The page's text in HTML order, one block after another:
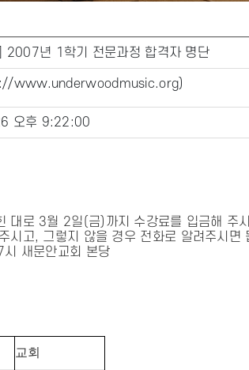
2007년 1학기 전문과정 합격자 명단
www.underwoodmusic.org)
오후 9:22:00
대로 3월 2일(금)까지 수강료를 입금해 주
시고, 그렇지 않을 경우 전화로 알려주시면
새문안교회 본당
교회